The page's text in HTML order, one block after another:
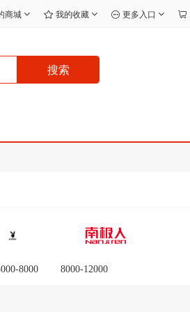
商城 我的收藏 更多入口
搜索
8000 8000-12000